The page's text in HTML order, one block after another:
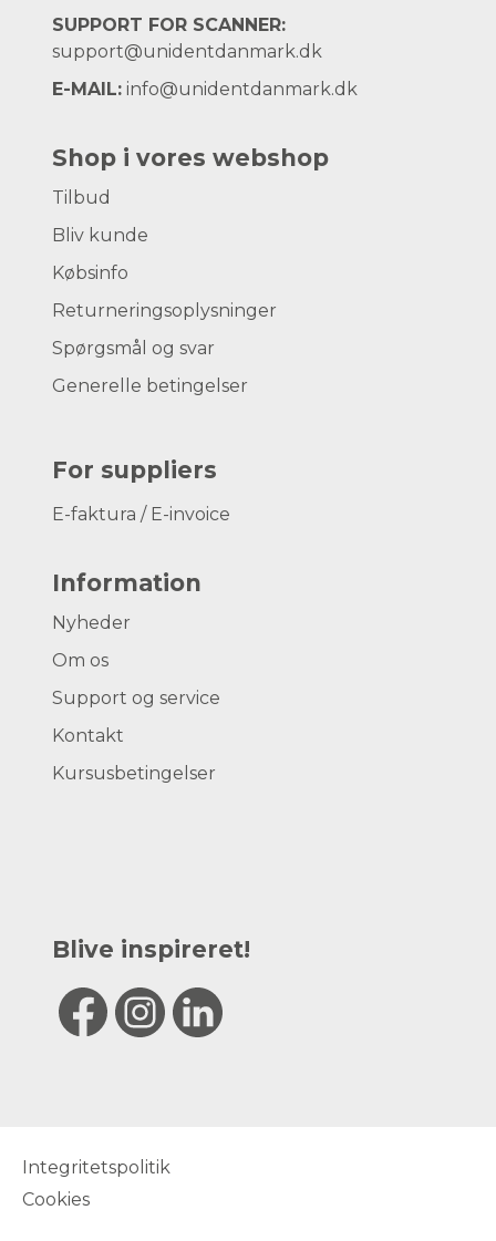
SUPPORT FOR SCANNER:
support@unidentdanmark.dk
E-MAIL: info@unidentdanmark.dk
Shop i vores webshop
Tilbud
Bliv kunde
Købsinfo
Returneringsoplysninger
Spørgsmål og svar
Generelle betingelser
For suppliers
E-faktura / E-invoice
Information
Nyheder
Om os
Support og service
Kontakt
Kursusbetingelser
Blive inspireret!
Integritetspolitik
Cookies